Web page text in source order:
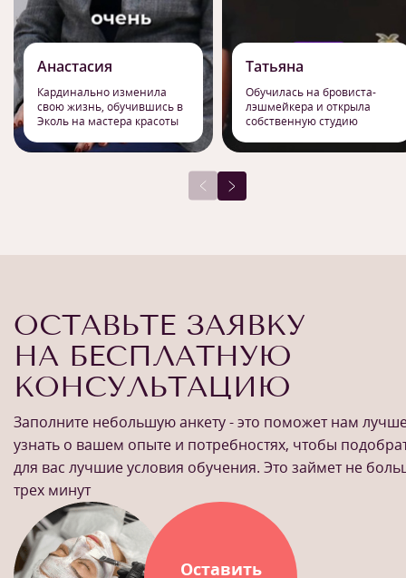
Анастасия
Кардинально изменила
свою жизнь, обучившись в
Эколь на мастера красоты
Татьяна
Обучилась на бровиста-
лэшмейкера и открыла
собственную студию
ОСТАВЬТЕ ЗАЯВКУ
НА БЕСПЛАТНУЮ
КОНСУЛЬТАЦИЮ
Заполните небольшую анкету - это поможет нам
узнать о вашем опыте и потребностях, чтобы
для вас лучшие условия обучения. Это займет не
трех минут
Оставить